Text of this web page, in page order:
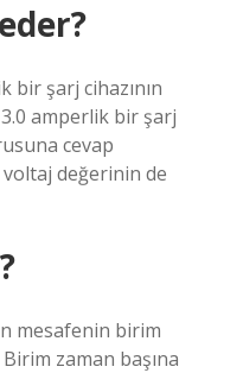
bir şarj cihazının
amperlik bir şarj
cevap
voltaj değerinin de
mesafenin birim
zaman başına